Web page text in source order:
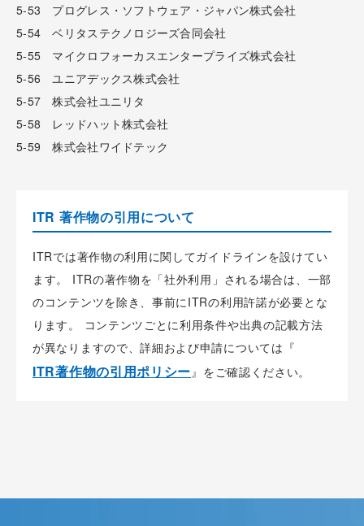
5-53 プログレス・ソフトウェア・ジャパン株式会社
5-54 ベリタステクノロジーズ合同会社
5-55 マイクロフォーカスエンタープライズ株式会社
5-56 ユニアデックス株式会社
5-57 株式会社ユニリタ
5-58 レッドハット株式会社
5-59 株式会社ワイドテック
ITR 著作物の引用について
ITRでは著作物の利用に関してガイドラインを設けてい
ます。 ITRの著作物を「社外利用」される場合は、一部
のコンテンツを除き、事前にITRの利用許諾が必要とな
ります。 コンテンツごとに利用条件や出典の記載方法
が異なりますので、詳細および申請については『
ITR著作物の引用ポリシー 』をご確認ください。